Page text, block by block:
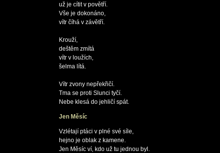
už je cítit v povětří.
Vše je dokonáno,
vítr číhá v závětří.
Krouží,
deštěm zmítá
vítr v loužích,
šelma lítá.
Vítr zvony nepřekřičí.
Tma se proti Slunci tyčí.
Jen Měsíc
Vzlétají ptáci v plné své síle,
hejno je oblak z kamene.
Jen Měsíc ví, kdo už tu jednou byl.